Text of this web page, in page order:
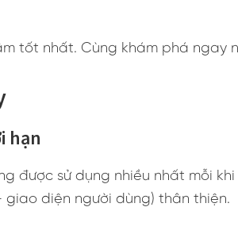
tốt nhất. Cùng khám phá ngay
hạn
được sử dụng nhiều nhất mỗi
giao diện người dùng) thân thiện.